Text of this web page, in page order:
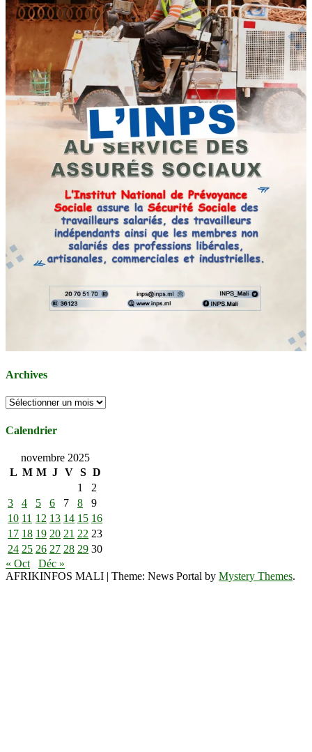
Archives
Archives
Calendrier
novembre 2025
L M M J V S D
1
2
3
4 5 6 7 8
9
10 11 12 13 14 15 16
17 18 19 20 21 22 23
24 25 26 27 28 29 30
« Oct
Déc »
AFRIKINFOS MALI | Theme: News Portal by Mystery Themes.